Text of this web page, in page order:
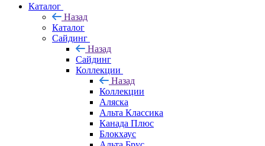
Каталог
Назад
Каталог
Сайдинг
Назад
Сайдинг
Коллекции
Назад
Коллекции
Аляска
Альта Классика
Канада Плюс
Блокхаус